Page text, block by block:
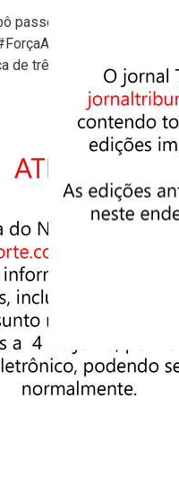
passeará pelas estações
Outras
de três meses.